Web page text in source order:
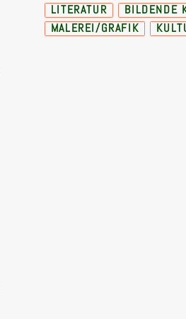
LITERATUR
BILDENDE
MALEREI/GRAFIK